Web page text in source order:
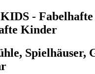
-
Kinder
Spielhäuser,